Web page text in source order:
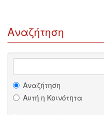
Αναζήτηση
Αναζήτηση
Αυτή η Κοινότητα